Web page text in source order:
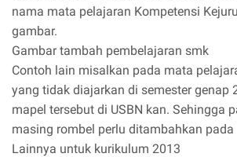
nama mata pelajaran Kompetensi
gambar.
Gambar tambah pembelajaran smk
Contoh lain misalkan pada mata
yang tidak diajarkan di semester genap
mapel tersebut di USBN kan. Sehingga
masing rombel perlu ditambahkan
Lainnya untuk kurikulum 2013